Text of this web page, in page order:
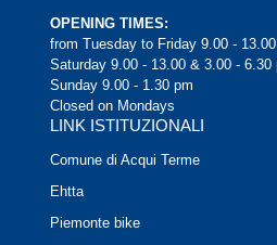
OPENING TIMES:
from Tuesday to Friday 9.00 -
Saturday 9.00 - 13.00 & 3.00 - 6.30
Sunday 9.00 - 1.30 pm
Closed on Mondays
LINK ISTITUZIONALI
Comune di Acqui Terme
Ehtta
Piemonte bike